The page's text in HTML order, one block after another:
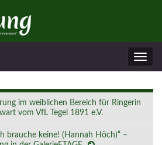
im weiblichen Bereich für Ringerin
vom VfL Tegel 1891 e.V.
brauche keine! (Hannah Höch)“ –